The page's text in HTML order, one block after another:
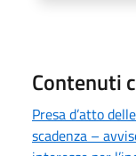
Contenuti
Presa d’atto
scadenza –